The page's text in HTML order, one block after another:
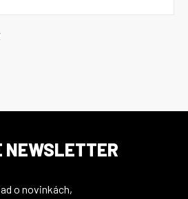
NEWSLETTER
o novinkách,